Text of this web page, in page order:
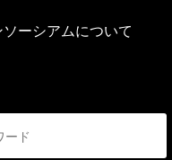
ーシアムについて